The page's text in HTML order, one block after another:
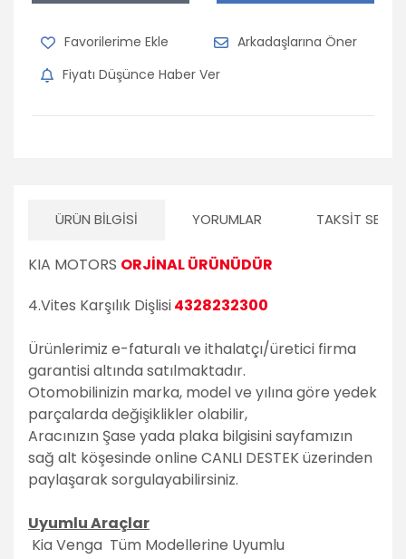
Arkadaşlarına Öner
Fiyatı Düşünce Haber Ver
ÜRÜN BILGISI YORUMLAR TAKSIT
KIA MOTORS ORJİNAL ÜRÜNÜDÜR
4.Vites Karşılık Dişlisi4328232300
Ürünlerimiz e-faturalı ve ithalatçı/üretici firma
garantisi altında satılmaktadır.
Otomobilinizin marka, model ve yılına göre yedek
parçalarda değişiklikler olabilir,
Aracınızın Şase yada plaka bilgisini sayfamızın
sağ alt köşesinde online CANLI DESTEK üzerinden
paylaşarak sorgulayabilirsiniz.
Uyumlu Araçlar
Kia Venga Tüm Modellerine Uyumlu